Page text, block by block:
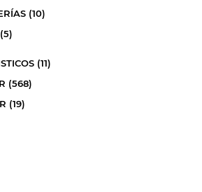
(10)
(5)
(11)
(568)
(19)